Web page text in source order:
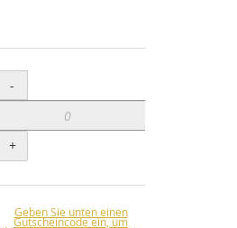
Menge
-
+
Geben Sie unten einen
Gutscheincode ein, um